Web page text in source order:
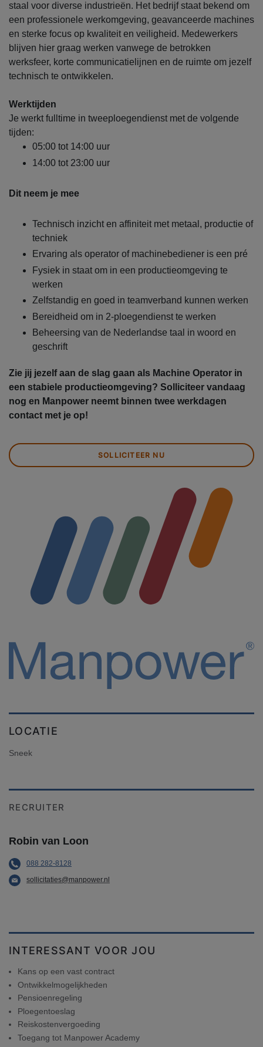
staal voor diverse industrieën. Het bedrijf staat bekend om
een professionele werkomgeving, geavanceerde machines
en sterke focus op kwaliteit en veiligheid. Medewerkers
blijven hier graag werken vanwege de betrokken
werksfeer, korte communicatielijnen en de ruimte om jezelf
technisch te ontwikkelen.
Werktijden
Je werkt fulltime in tweeploegendienst met de volgende
tijden:
05:00 tot 14:00 uur
14:00 tot 23:00 uur
Dit neem je mee
Technisch inzicht en affiniteit met metaal, productie of
techniek
Ervaring als operator of machinebediener is een pré
Fysiek in staat om in een productieomgeving te
werken
Zelfstandig en goed in teamverband kunnen werken
Bereidheid om in 2-ploegendienst te werken
Beheersing van de Nederlandse taal in woord en
geschrift
Zie jij jezelf aan de slag gaan als Machine Operator in
een stabiele productieomgeving? Solliciteer vandaag
nog en Manpower neemt binnen twee werkdagen
contact met je op!
SOLLICITEER NU
LOCATIE
Sneek
RECRUITER
Robin van Loon
088 282-8128
sollicitaties@manpower.nl
INTERESSANT VOOR JOU
Kans op een vast contract
Ontwikkelmogelijkheden
Pensioenregeling
Ploegentoeslag
Reiskostenvergoeding
Toegang tot Manpower Academy